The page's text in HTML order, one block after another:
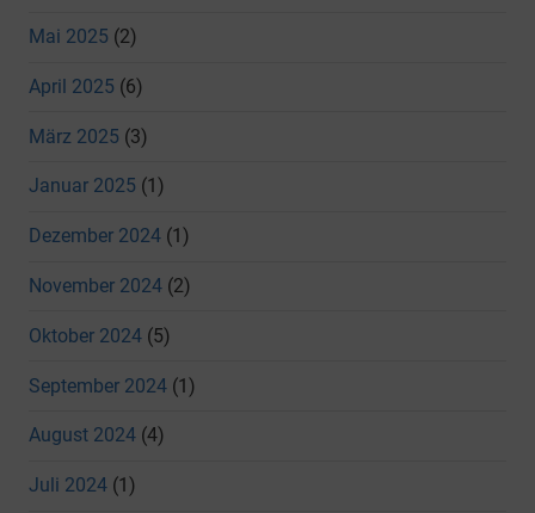
Mai 2025 (2)
April 2025 (6)
März 2025 (3)
Januar 2025 (1)
Dezember 2024 (1)
November 2024 (2)
Oktober 2024 (5)
September 2024 (1)
August 2024 (4)
Juli 2024 (1)